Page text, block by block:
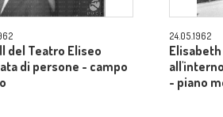
del Teatro Eliseo
di persone - campo
24.05.1962
- piano